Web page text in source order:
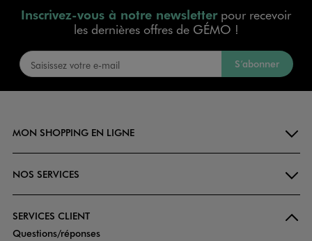
Inscrivez-vous à notre newsletterpour recevoir
les dernières offres de GÉMO !
S’abonner
MON SHOPPING EN LIGNE
NOS SERVICES
SERVICES CLIENT
Questions/réponses